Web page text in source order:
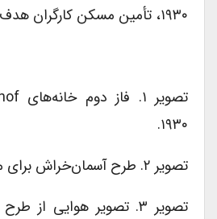
۱۹۳۰، تأمین مسکن کارگران هدف عمده است.
۱۹۳۰.
تصویر ۲. طرح آسمان‌خراش برای مسکو، ۱۹۲۵.
تصویر ۳. تصویر هوایی از